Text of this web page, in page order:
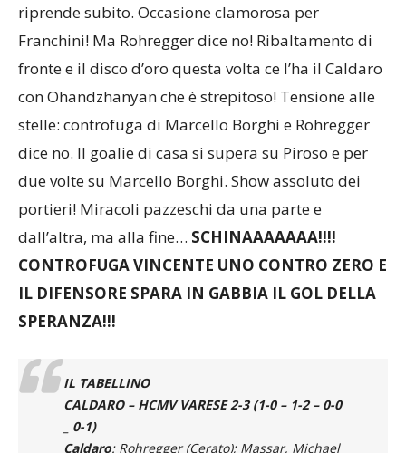
riprende subito. Occasione clamorosa per
Franchini! Ma Rohregger dice no! Ribaltamento di
fronte e il disco d’oro questa volta ce l’ha il Caldaro
con Ohandzhanyan che è strepitoso! Tensione alle
stelle: controfuga di Marcello Borghi e Rohregger
dice no. Il goalie di casa si supera su Piroso e per
due volte su Marcello Borghi. Show assoluto dei
portieri! Miracoli pazzeschi da una parte e
dall’altra, ma alla fine… SCHINAAAAAAA!!!!
CONTROFUGA VINCENTE UNO CONTRO ZERO E
IL DIFENSORE SPARA IN GABBIA IL GOL DELLA
SPERANZA!!!
IL TABELLINO
CALDARO – HCMV VARESE 2-3 (1-0 – 1-2 – 0-0
_ 0-1)
Caldaro: Rohregger (Cerato); Massar, Michael